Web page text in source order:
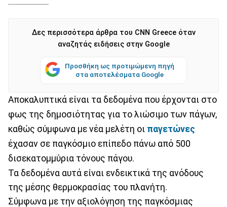
Δες περισσότερα άρθρα του CNN Greece όταν
αναζητάς ειδήσεις στην Google
Προσθήκη ως προτιμώμενη πηγή
στα αποτελέσματα Google
Αποκαλυπτικά είναι τα δεδομένα που έρχονται στο
φως της δημοσιότητας για το λιώσιμο των πάγων,
καθώς σύμφωνα με νέα μελέτη οι παγετώνες
έχασαν σε παγκόσμιο επίπεδο πάνω από 500
δισεκατομμύρια τόνους πάγου.
Τα δεδομένα αυτά είναι ενδεικτικά της ανόδους
της μέσης θερμοκρασίας του πλανήτη.
Σύμφωνα με την αξιολόγηση της παγκόσμιας